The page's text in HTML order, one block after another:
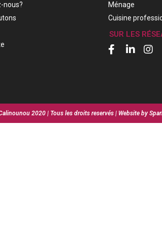
nous?
Ménage
Cuisine
SUR LES
2020 | Tous les droits reservés | Website by